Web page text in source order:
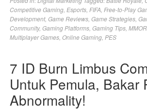
Competitive Gaming Esports FIFA Free-to-Play
Development, Game Reviews Game Strategies
Community, Gaming Platforms Gaming Tips
Multiplayer Games Online Gaming PES
7 ID Burn Limbus
Untuk Pemula, Bakar
Abnormality!